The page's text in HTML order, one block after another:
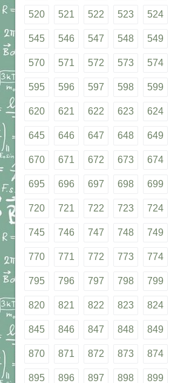
520 521 522 523 524
545 546 547 548 549
570 571 572 573 574
595 596 597 598 599
620 621 622 623 624
645 646 647 648 649
670 671 672 673 674
695 696 697 698 699
720 721 722 723 724
745 746 747 748 749
770 771 772 773 774
795 796 797 798 799
820 821 822 823 824
845 846 847 848 849
870 871 872 873 874
895 896 897 898 899